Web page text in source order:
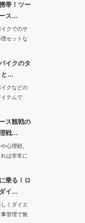
帯！ツー
ス…
クでのサ
セットな
イクのタ
と…
クなどの
テムで
ス観戦の
戦…
心理戦、
ば非常に
乗る！ロ
イ…
くダイエ
管理で無